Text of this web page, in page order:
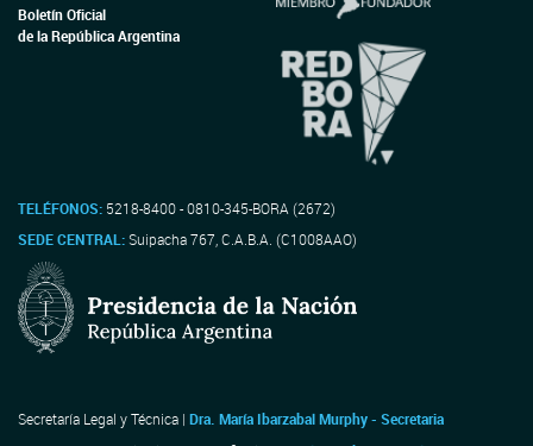
Boletín Oficial
de la República Argentina
TELÉFONOS: 5218-8400 - 0810-345-BORA (2672)
SEDE CENTRAL:Suipacha 767, C.A.B.A. (C1008AAO)
Secretaría Legal y Técnica | Dra. María Ibarzabal Murphy - Secretaria